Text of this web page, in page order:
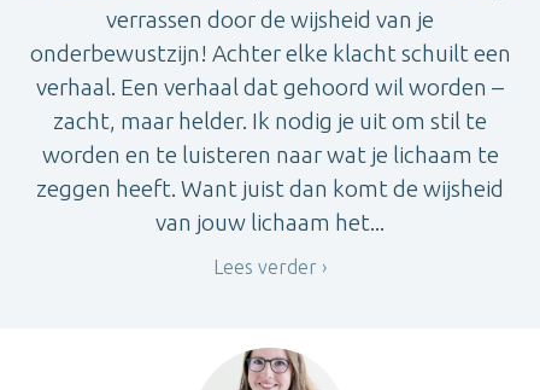
verrassen door de wijsheid van je
onderbewustzijn! Achter elke klacht schuilt een
verhaal. Een verhaal dat gehoord wil worden –
zacht, maar helder. Ik nodig je uit om stil te
worden en te luisteren naar wat je lichaam te
zeggen heeft. Want juist dan komt de wijsheid
van jouw lichaam het...
Lees verder